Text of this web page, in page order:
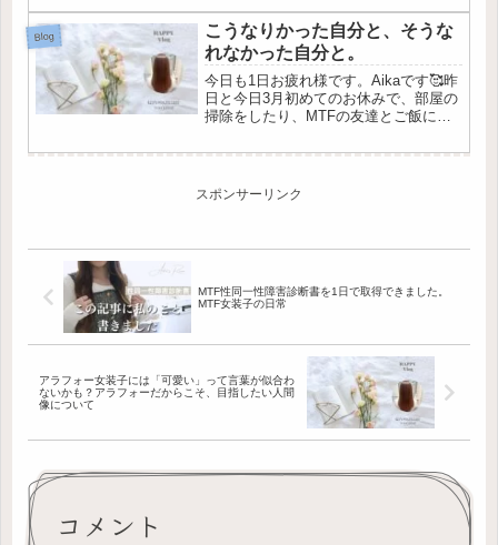
テーマは私たち女装子？男の娘？ニュ
ーハーフなどなど、似てるようで全然
違う生態について、簡単におまとめ...
Blog
こうなりかった自分と、そうな
れなかった自分と。
今日も1日お疲れ様です。Aikaです🥰昨
日と今日3月初めてのお休みで、部屋の
掃除をしたり、MTFの友達とご飯にい
た。体もさすがに疲れているので午前
し、お風呂に入ってなんとなく...
スポンサーリンク
MTF性同一性障害診断書を1日で取得できました。
MTF女装子の日常
アラフォー女装子には「可愛い」って言葉が似合わ
ないかも？アラフォーだからこそ、目指したい人間
像について
コメント